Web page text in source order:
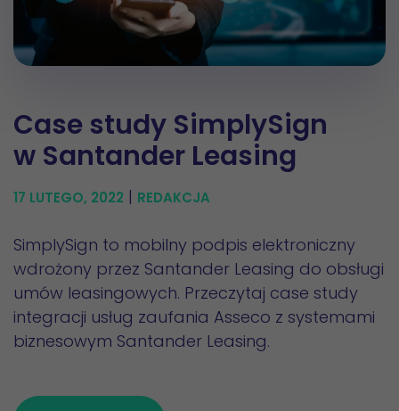
Case study SimplySign
w Santander Leasing
17 LUTEGO, 2022 | REDAKCJA
SimplySign to mobilny podpis elektroniczny
wdrożony przez Santander Leasing do obsługi
umów leasingowych. Przeczytaj case study
integracji usług zaufania Asseco z systemami
biznesowym Santander Leasing.